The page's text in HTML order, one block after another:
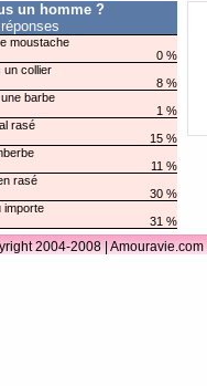
un homme ?
moustache
0 %
un collier
8 %
barbe
1 %
rasé
15 %
11 %
rasé
30 %
importe
31 %
2004-2008 |